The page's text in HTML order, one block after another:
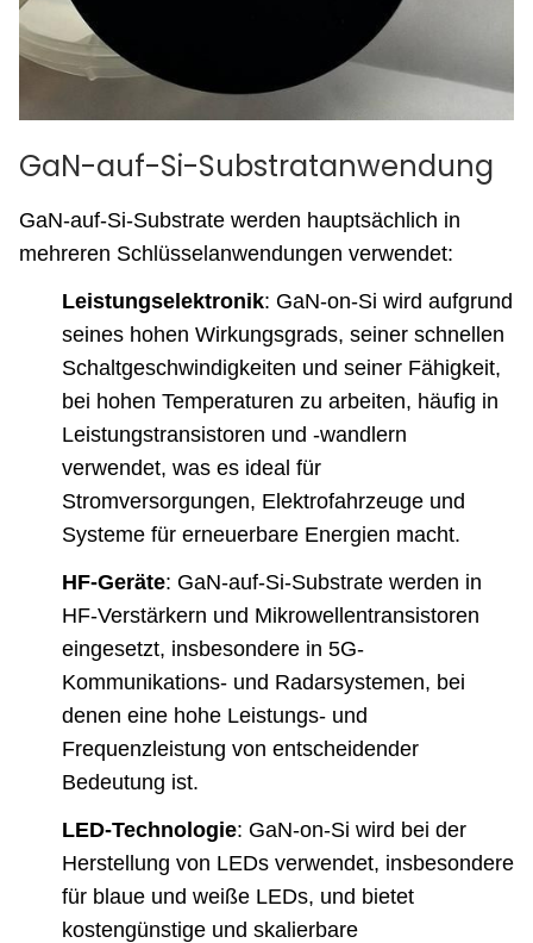
GaN-auf-Si-Substratanwendung
GaN-auf-Si-Substrate werden hauptsächlich in
mehreren Schlüsselanwendungen verwendet:
Leistungselektronik: GaN-on-Si wird aufgrund
seines hohen Wirkungsgrads, seiner schnellen
Schaltgeschwindigkeiten und seiner Fähigkeit,
bei hohen Temperaturen zu arbeiten, häufig in
Leistungstransistoren und -wandlern
verwendet, was es ideal für
Stromversorgungen, Elektrofahrzeuge und
Systeme für erneuerbare Energien macht.
HF-Geräte: GaN-auf-Si-Substrate werden in
HF-Verstärkern und Mikrowellentransistoren
eingesetzt, insbesondere in 5G-
Kommunikations- und Radarsystemen, bei
denen eine hohe Leistungs- und
Frequenzleistung von entscheidender
Bedeutung ist.
LED-Technologie: GaN-on-Si wird bei der
Herstellung von LEDs verwendet, insbesondere
für blaue und weiße LEDs, und bietet
kostengünstige und skalierbare